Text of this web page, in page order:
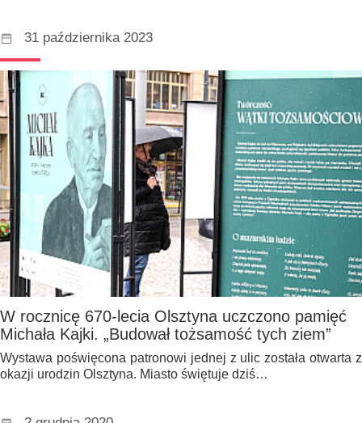
31 października 2023
W rocznicę 670-lecia Olsztyna uczczono pamięć
Michała Kajki. „Budował tożsamość tych ziem”
Wystawa poświęcona patronowi jednej z ulic została otwarta z
okazji urodzin Olsztyna. Miasto świętuje dziś…